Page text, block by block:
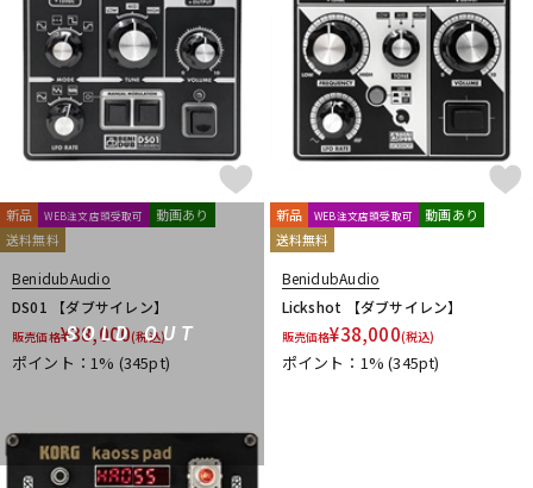
SOLD OUT
新品 WEB注文店頭受取可
動画あり
送料無料
BenidubAudio
DS01 【ダブサイレン】
販売価格¥38,000(税込)
ポイント：1% (345pt)
新品 WEB注文店頭受取可
動画あり
送料無料
BenidubAudio
Lickshot 【ダブサイレン】
販売価格¥38,000(税込)
ポイント：1%(345pt)